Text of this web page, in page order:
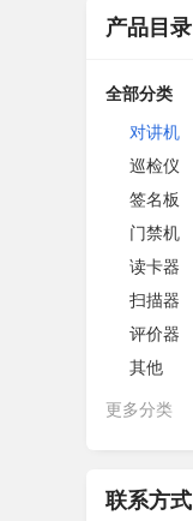
产品目录
全部分类
对讲机
巡检仪
签名板
门禁机
读卡器
扫描器
评价器
其他
更多分类
联系方式